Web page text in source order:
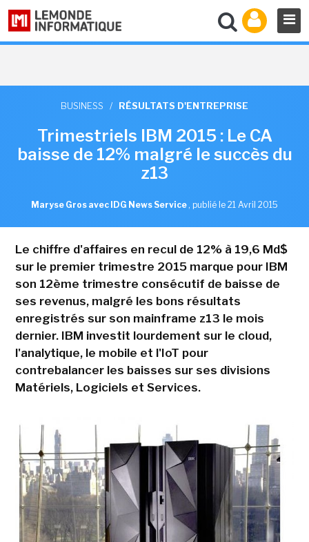
BUSINESS / RÉSULTATS D'ENTREPRISE
Trimestriels IBM 2015 : Le CA
baisse de 12% malgré le succès du
z13
Maryse Gros avec IDG News Service , publié le 21 Avril 2015
Le chiffre d'affaires en recul de 12% à 19,6 Md$
sur le premier trimestre 2015 marque pour IBM
son 12ème trimestre consécutif de baisse de
ses revenus, malgré les bons résultats
enregistrés sur son mainframe z13 le mois
dernier. IBM investit lourdement sur le cloud,
l'analytique, le mobile et l'IoT pour
contrebalancer les baisses sur ses divisions
Matériels, Logiciels et Services.